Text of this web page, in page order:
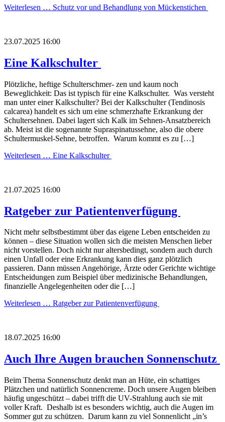
Weiterlesen … Schutz vor und Behandlung von Mückenstichen
23.07.2025 16:00
Eine Kalkschulter
Plötzliche, heftige Schulterschmer- zen und kaum noch
Beweglichkeit: Das ist typisch für eine Kalkschulter. Was versteht
man unter einer Kalkschulter? Bei der Kalkschulter (Tendinosis
calcarea) handelt es sich um eine schmerzhafte Erkrankung der
Schultersehnen. Dabei lagert sich Kalk im Sehnen-Ansatzbereich
ab. Meist ist die sogenannte Supraspinatussehne, also die obere
Schultermuskel-Sehne, betroffen. Warum kommt es zu […]
Weiterlesen … Eine Kalkschulter
21.07.2025 16:00
Ratgeber zur Patientenverfügung
Nicht mehr selbstbestimmt über das eigene Leben entscheiden zu
können – diese Situation wollen sich die meisten Menschen lieber
nicht vorstellen. Doch nicht nur altersbedingt, sondern auch durch
einen Unfall oder eine Erkrankung kann dies ganz plötzlich
passieren. Dann müssen Angehörige, Ärzte oder Gerichte wichtige
Entscheidungen zum Beispiel über medizinische Behandlungen,
finanzielle Angelegenheiten oder die […]
Weiterlesen … Ratgeber zur Patientenverfügung
18.07.2025 16:00
Auch Ihre Augen brauchen Sonnenschutz
Beim Thema Sonnenschutz denkt man an Hüte, ein schattiges
Plätzchen und natürlich Sonnencreme. Doch unsere Augen bleiben
häufig ungeschützt – dabei trifft die UV-Strahlung auch sie mit
voller Kraft. Deshalb ist es besonders wichtig, auch die Augen im
Sommer gut zu schützen. Darum kann zu viel Sonnenlicht „in’s